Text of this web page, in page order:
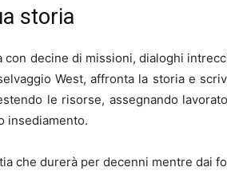
storia
con decine di missioni, dialoghi
West, affronta la storia e
le risorse, assegnando
insediamento.
che durerà per decenni mentre dai